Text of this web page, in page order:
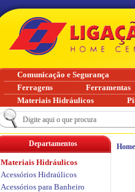
Home
Departamentos
Materiais Hidráulicos
Acessórios Hidraúlicos
Acessórios para Banheiro
Comunicação e Segurança
Ferragens
Ferramentas
Materiais Hidráulicos